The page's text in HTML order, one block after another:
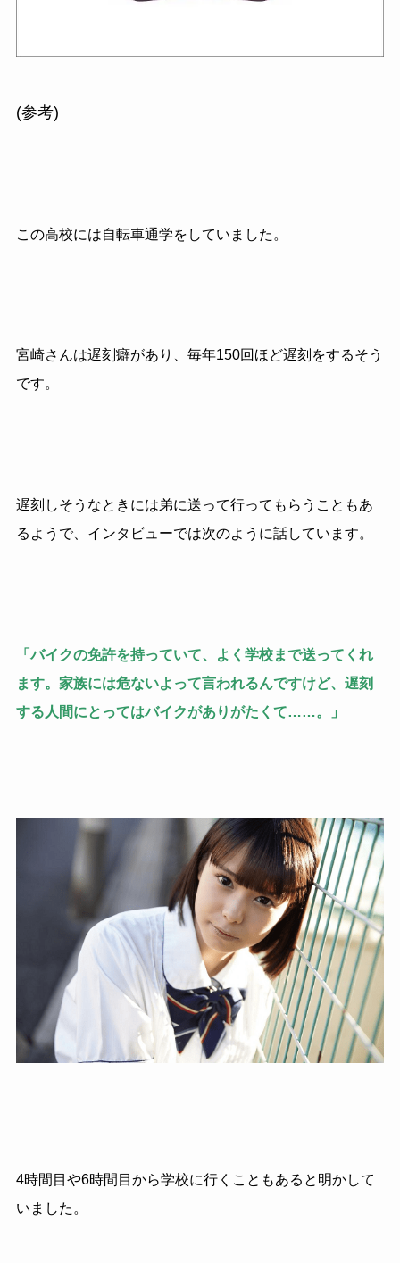
(参考)
この高校には自転車通学をしていました。
宮崎さんは遅刻癖があり、毎年150回ほど遅刻をするそう
です。
遅刻しそうなときには弟に送って行ってもらうこともあ
るようで、インタビューでは次のように話しています。
「バイクの免許を持っていて、よく学校まで送ってくれ
ます。家族には危ないよって言われるんですけど、遅刻
する人間にとってはバイクがありがたくて……。」
4時間目や6時間目から学校に行くこともあると明かして
いました。